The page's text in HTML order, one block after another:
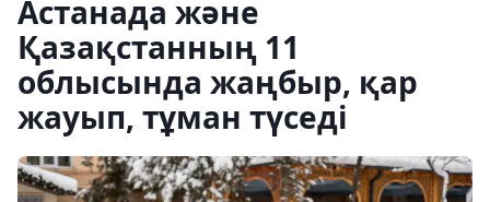
Астанада және
Қазақстанның 11
облысында жаңбыр, қар
жауып, тұман түседі